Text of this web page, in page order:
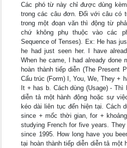
Các phó từ này chỉ được dùng
trong các câu đơn. Đối với câu có
trong một đoạn văn thì động từ
chứ không phụ thuộc vào các
Sequence of Tenses). Ex: He has
he had just seen her. I have
When he came, I had already done
hoàn thành tiếp diễn (The Present
Cấu trúc (Form) I, You, We, They +
It + has b. Cách dùng (Usage) - Thì
diễn tả một hành động hoặc sự
kéo dài liên tục đến hiện tại. Cách
since + mốc thời gian, for +
studying French for five years.
since 1995. How long have you
tại hoàn thành tiếp diễn diễn tả một